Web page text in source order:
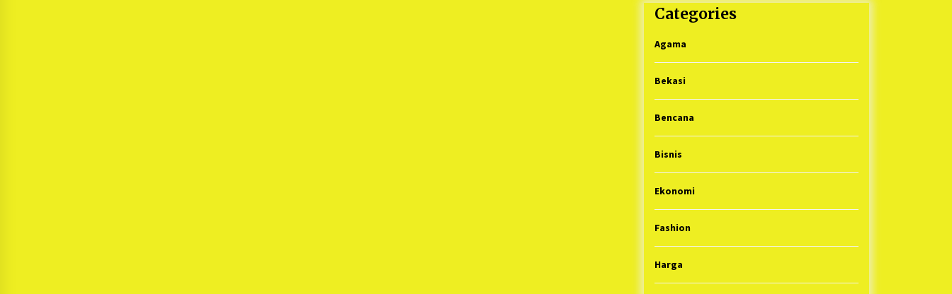
Categories
Agama
Bekasi
Bencana
Bisnis
Ekonomi
Fashion
Harga